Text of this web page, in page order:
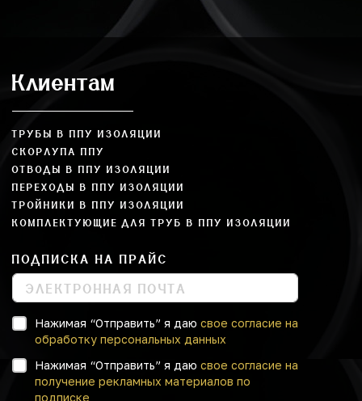
Клиентам
ТРУБЫ В ППУ ИЗОЛЯЦИИ
СКОРЛУПА ППУ
ОТВОДЫ В ППУ ИЗОЛЯЦИИ
ПЕРЕХОДЫ В ППУ ИЗОЛЯЦИИ
ТРОЙНИКИ В ППУ ИЗОЛЯЦИИ
КОМПЛЕКТУЮЩИЕ ДЛЯ ТРУБ В ППУ ИЗОЛЯЦИИ
ПОДПИСКА НА ПРАЙС
Нажимая “Отправить” я даю свое согласие на
обработку персональных данных
Нажимая “Отправить” я даю свое согласие на
получение рекламных материалов по
подписке